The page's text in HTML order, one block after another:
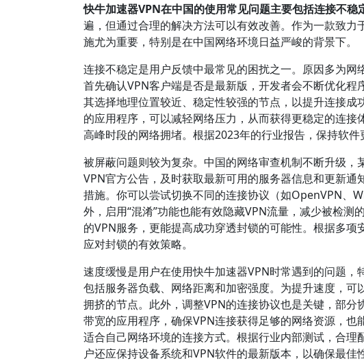
快牛加速器VPN在中国的使用常见问题主要包括连接不稳
遍，但通过合理的解决方法可以有效改善。作为一款致
施尤为重要，特别是在中国网络环境日益严峻的背景下。
连接不稳定是用户反馈中最常见的困扰之一。原因多为
首先确认VPN客户端是否是最新版，开发者会不断优化
其选择地理位置较近、稳定性较强的节点，以提升连接
的应用程序，可以减轻网络压力，从而获得更稳定的连
高峰时段的网络拥堵。根据2023年的行业报告，保持软
被屏蔽问题则较为复杂。中国的网络审查机制不断升级
VPN官方公告，及时获取最新可用的服务器信息和更新
措施。你可以尝试切换不同的连接协议（如OpenVPN、
外，启用“混淆”功能也能有效隐藏VPN流量，减少被检
的VPN服务，更能提高成功穿透封锁的可能性。根据多
应对封锁的有效策略。
速度缓慢是用户在使用快牛加速器VPN时常遇到的问题
包括服务器负载、网络距离和加密强度。为提升速度，
拥挤的节点。此外，调整VPN的连接协议也是关键，部
带宽的应用程序，确保VPN连接获得足够的网络资源，
适合自己网络环境的连接方式。根据行业内部测试，合
户还应保持设备系统和VPN软件的最新版本，以确保最佳